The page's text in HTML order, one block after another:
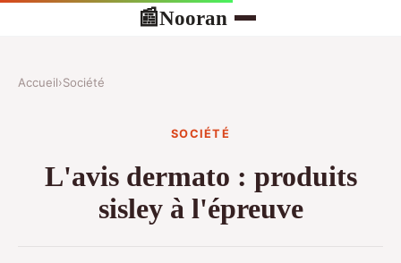
📰Nooran
Accueil›Société
SOCIÉTÉ
L'avis dermato : produits
sisley à l'épreuve